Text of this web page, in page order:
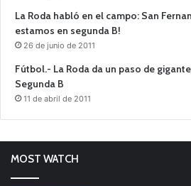
La Roda habló en el campo: San
estamos en segunda B!
26 de junio de 2011
Fútbol.- La Roda da un paso de
Segunda B
11 de abril de 2011
MOST WATCH